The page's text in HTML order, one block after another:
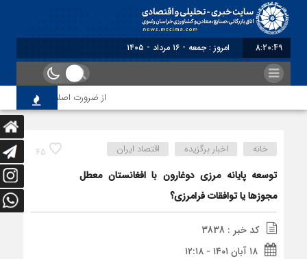
8:20:49 برابر با : Friday - 7 August - 2026
از ضرورت اصلاح رویه‌های
45 خانه اخبار برگزیده اقتصاد ایران
توسعه پایانه مرزی دوغارون با افغانستان معطل
مجوزها یا توافقات فرامرزی؟
کد خبر : 3838
۱۸ آبان ۱۴۰۱ - ۱۲:۱۸